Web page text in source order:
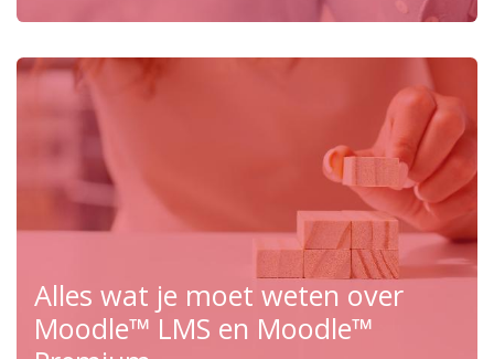
Alles wat je moet weten over
Moodle™ LMS en Moodle™